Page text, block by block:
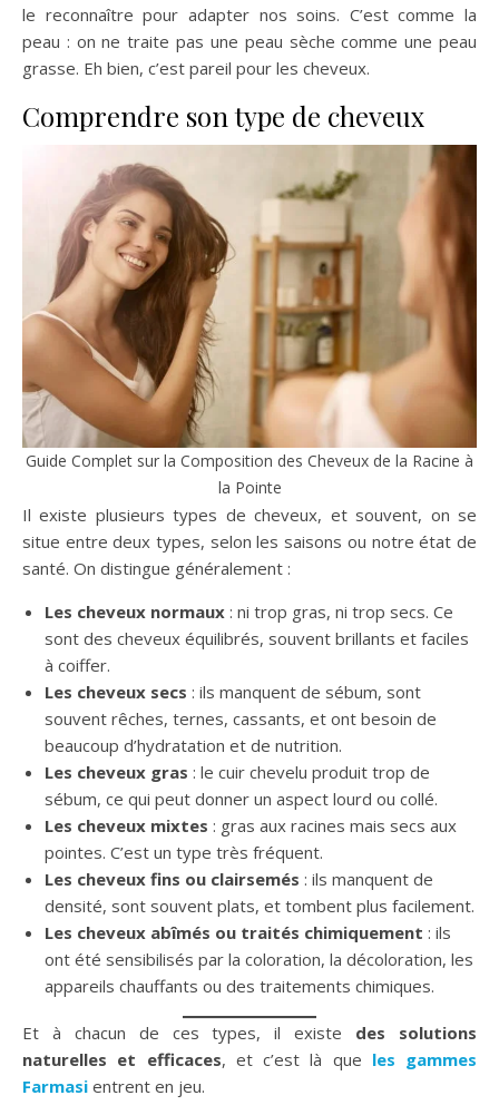
le reconnaître pour adapter nos soins. C’est comme la
peau : on ne traite pas une peau sèche comme une peau
grasse. Eh bien, c’est pareil pour les cheveux.
Comprendre son type de cheveux
Guide Complet sur la Composition des Cheveux de la Racine à
la Pointe
Il existe plusieurs types de cheveux, et souvent, on se
situe entre deux types, selon les saisons ou notre état de
santé. On distingue généralement :
Les cheveux normaux : ni trop gras, ni trop secs. Ce
sont des cheveux équilibrés, souvent brillants et faciles
à coiffer.
Les cheveux secs : ils manquent de sébum, sont
souvent rêches, ternes, cassants, et ont besoin de
beaucoup d’hydratation et de nutrition.
Les cheveux gras : le cuir chevelu produit trop de
sébum, ce qui peut donner un aspect lourd ou collé.
Les cheveux mixtes : gras aux racines mais secs aux
pointes. C’est un type très fréquent.
Les cheveux fins ou clairsemés : ils manquent de
densité, sont souvent plats, et tombent plus facilement.
Les cheveux abîmés ou traités chimiquement : ils
ont été sensibilisés par la coloration, la décoloration, les
appareils chauffants ou des traitements chimiques.
Et à chacun de ces types, il existe des solutions
naturelles et efficaces, et c’est là que les gammes
Farmasi entrent en jeu.